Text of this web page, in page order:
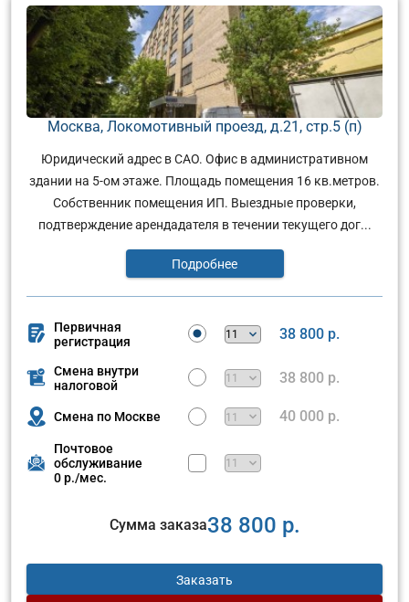
Москва, Локомотивный проезд, д.21, стр.5 (п)
Юридический адрес в САО. Офис в административном
здании на 5-ом этаже. Площадь помещения 16 кв.метров.
Собственник помещения ИП. Выездные проверки,
подтверждение арендадателя в течении текущего дог...
Подробнее
Первичная
регистрация
38 800 р.
Смена внутри
налоговой
38 800 р.
Смена по Москве 40 000 р.
Почтовое
обслуживание
0 р./мес.
Сумма заказа38 800 р.
Заказать